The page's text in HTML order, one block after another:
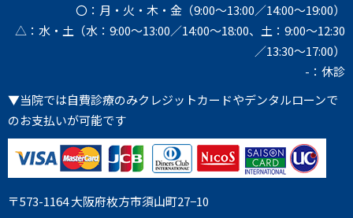
〇：月・火・木・金（9:00～13:00／14:00～19:00）
△：水・土（水：9:00～13:00／14:00～18:00、土：9:00～12:30
／13:30～17:00）
-：休診
▼当院では自費診療のみクレジットカードやデンタルローンで
のお支払いが可能です
〒573-1164 大阪府枚方市須山町27−10